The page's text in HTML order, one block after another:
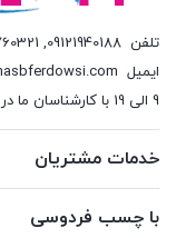
تلفن 09121940188
,
ایمیل
9 الی 19 با کارشناسان ما در 7 روز هفته در تماس باشید.
خدمات مشتریان
با چسب فردوسی